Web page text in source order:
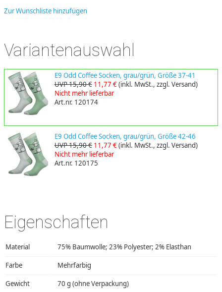
Zur Wunschliste hinzufügen
Variantenauswahl
E9 Odd Coffee Socken, grau/grün, Größe 37-41
UVP 15,90 € 11,77 €(inkl. MwSt., zzgl. Versand)
Nicht mehr lieferbar
Art.nr. 120174
E9 Odd Coffee Socken, grau/grün, Größe 42-46
UVP 15,90 € 11,77 €(inkl. MwSt., zzgl. Versand)
Nicht mehr lieferbar
Art.nr. 120175
Eigenschaften
Material 75% Baumwolle; 23% Polyester; 2% Elasthan
Farbe Mehrfarbig
Gewicht 70 g (ohne Verpackung)